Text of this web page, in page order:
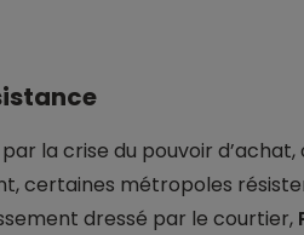
la crise du pouvoir
certaines métropoles
dressé par le courtier,